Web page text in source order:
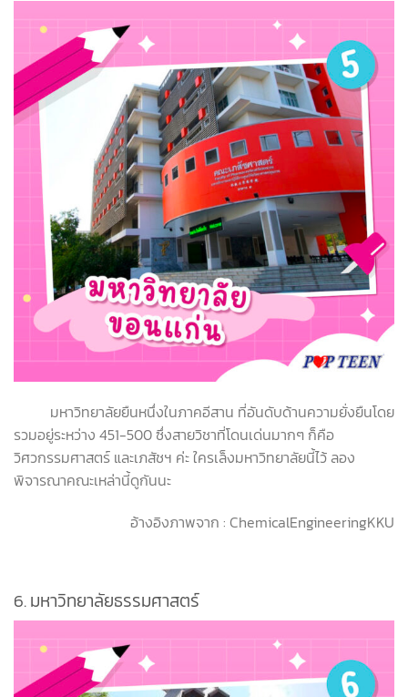
มหาวิทยาลัยยืนหนึ่งในภาคอีสาน ที่อันดับด้านความยั่งยืนโดย
รวมอยู่ระหว่าง 451-500 ซึ่งสายวิชาที่โดนเด่นมากๆ ก็คือ
วิศวกรรมศาสตร์ และเภสัชฯ ค่ะ ใครเล็งมหาวิทยาลัยนี้ไว้ ลอง
พิจารณาคณะเหล่านี้ดูกันนะ
อ้างอิงภาพจาก : ChemicalEngineeringKKU
6.มหาวิทยาลัยธรรมศาสตร์